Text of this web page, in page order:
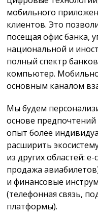
мобильного
клиентов. Это
посещая офис банка,
национальной и
полный спектр
компьютер.
основным каналом
Мы будем
основе
опыт более
расширить
из других областей:
продажа
и финансовые
(телефонная связь,
платформы).